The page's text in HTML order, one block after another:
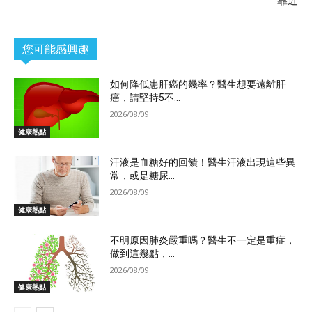
您可能感興趣
健康熱點
如何降低患肝癌的幾率？醫生想要遠離肝
癌，請堅持5不...
2026/08/09
健康熱點
汗液是血糖好的回饋！醫生汗液出現這些異
常，或是糖尿...
2026/08/09
健康熱點
不明原因肺炎嚴重嗎？醫生不一定是重症，
做到這幾點，...
2026/08/09